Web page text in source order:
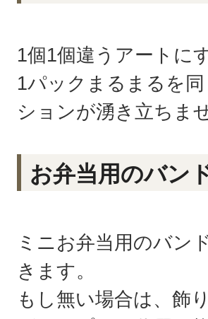
1個1個違うアートに
1パックまるまるを
ションが湧き立ちま
お弁当用のバン
ミニお弁当用のバン
きます。
もし無い場合は、飾